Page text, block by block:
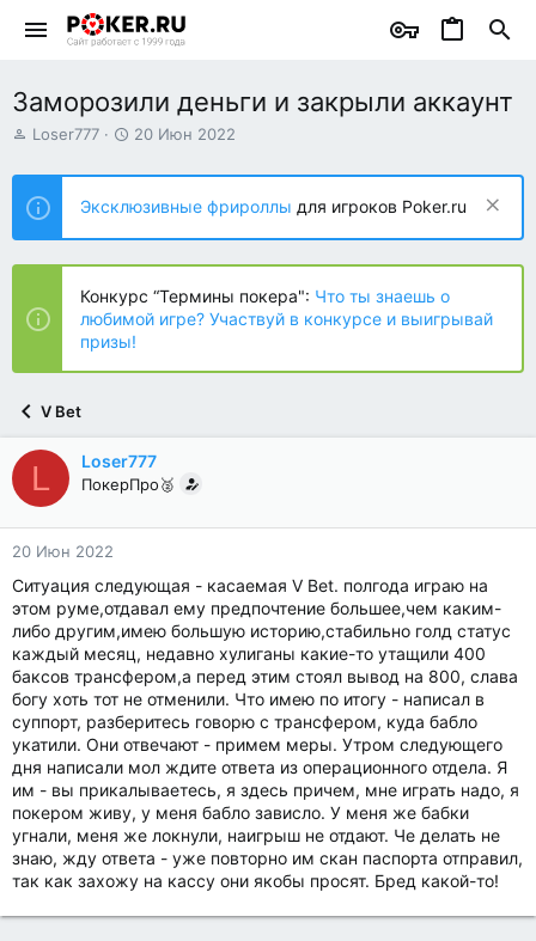
Заморозили деньги и закрыли аккаунт
А
т
о
р
т
е
ы
Loser777
Д
т
н
а
ч
л
а
20 Июн 2022
Эксклюзивные фрироллы для игроков Poker.ru
Конкурс “Термины покера": Что ты знаешь о
любимой игре? Участвуй в конкурсе и выигрывай
призы!
V Bet
L Loser777
ПокерПро🥈
20 Июн 2022
Ситуация следующая - касаемая V Bet. полгода играю на
этом руме,отдавал ему предпочтение большее,чем каким-
либо другим,имею большую историю,стабильно голд статус
каждый месяц, недавно хулиганы какие-то утащили 400
баксов трансфером,а перед этим стоял вывод на 800, слава
богу хоть тот не отменили. Что имею по итогу - написал в
суппорт, разберитесь говорю с трансфером, куда бабло
укатили. Они отвечают - примем меры. Утром следующего
дня написали мол ждите ответа из операционного отдела. Я
им - вы прикалываетесь, я здесь причем, мне играть надо, я
покером живу, у меня бабло зависло. У меня же бабки
угнали, меня же локнули, наигрыш не отдают. Че делать не
знаю, жду ответа - уже повторно им скан паспорта отправил,
так как захожу на кассу они якобы просят. Бред какой-то!